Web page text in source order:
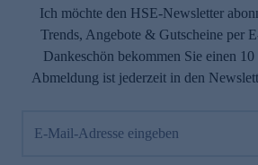
Ich möchte den HSE-Newsletter
Trends, Angebote & Gutscheine per
Dankeschön bekommen Sie einen
Abmeldung ist jederzeit in den
E-Mail-Adresse eingeben